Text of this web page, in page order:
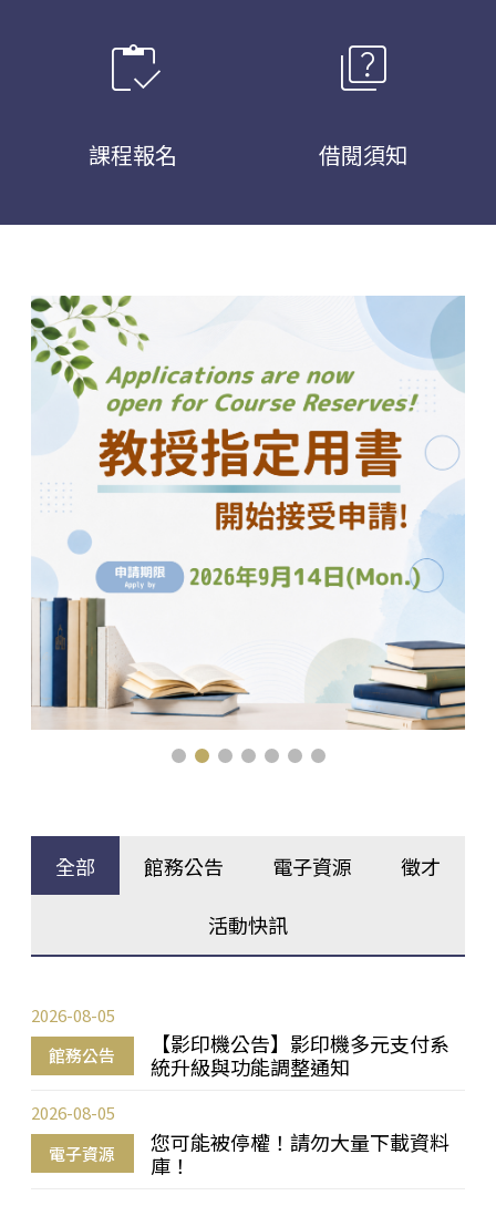
inventory
課程報名
quiz
借閱須知
全部 館務公告 電子資源 徵才
活動快訊
館務公告
【影印機公告】影印機多元支付系
統升級與功能調整通知
2026-08-05
電子資源
您可能被停權！請勿大量下載資料
庫！
2026-08-05